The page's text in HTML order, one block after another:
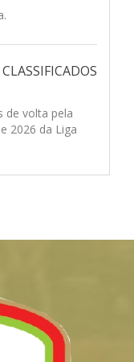
de volta pela
2026 da Liga